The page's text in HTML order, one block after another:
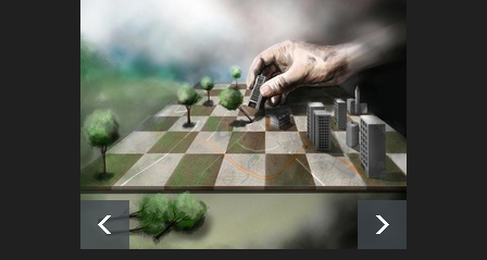
رویداد کارگاهی کارتون و پوستر
«ایران سربلند» به ا…
اخبار 6 ماه قبل
فراخوان رویداد کارگاهی کارتون و
پوستر "ایران سربل…
اخبار